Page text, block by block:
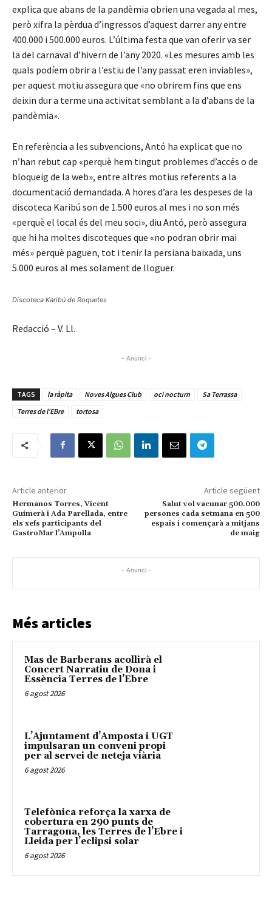
explica que abans de la pandèmia obrien una vegada al mes,
però xifra la pèrdua d’ingressos d’aquest darrer any entre
400.000 i 500.000 euros. L’última festa que van oferir va ser
la del carnaval d’hivern de l’any 2020. «Les mesures amb les
quals podíem obrir a l’estiu de l’any passat eren inviables»,
per aquest motiu assegura que «no obrirem fins que ens
deixin dur a terme una activitat semblant a la d’abans de la
pandèmia».
En referència a les subvencions, Antó ha explicat que no
n’han rebut cap «perquè hem tingut problemes d’accés o de
bloqueig de la web», entre altres motius referents a la
documentació demandada. A hores d’ara les despeses de la
discoteca Karibú son de 1.500 euros al mes i no son més
«perquè el local és del meu soci», diu Antó, però assegura
que hi ha moltes discoteques que «no podran obrir mai
més» perquè paguen, tot i tenir la persiana baixada, uns
5.000 euros al mes solament de lloguer.
Discoteca Karibú de Roquetes
Redacció – V. Ll.
- Anunci -
TAGS la ràpita Noves Algues Club oci nocturn
Sa Terrassa
Terres de l'EBre
tortosa
Article anterior
Hermanos Torres, Vicent
Guimerà i Ada Parellada, entre
els xefs participants del
GastroMar l’Ampolla
Article següent
Salut vol vacunar 500.000
persones cada setmana en 500
espais i començarà a mitjans
de maig
- Anunci -
Més articles
Mas de Barberans acollirà el
Concert Narratiu de Dona i
Essència Terres de l’Ebre
6 agost 2026
L’Ajuntament d’Amposta i UGT
impulsaran un conveni propi
per al servei de neteja viària
6 agost 2026
Telefònica reforça la xarxa de
cobertura en 290 punts de
Tarragona, les Terres de l’Ebre i
Lleida per l’eclipsi solar
6 agost 2026